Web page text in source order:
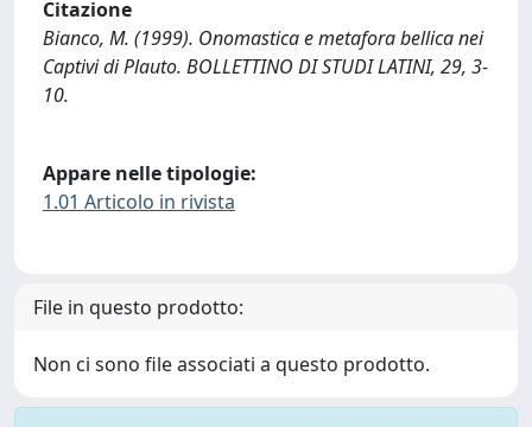
Citazione
Bianco, M. (1999). Onomastica e metafora bellica nei
Captivi di Plauto. BOLLETTINO DI STUDI LATINI, 29, 3-
10.
Appare nelle tipologie:
1.01 Articolo in rivista
File in questo prodotto:
Non ci sono file associati a questo prodotto.